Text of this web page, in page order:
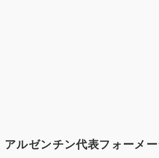
アルゼンチン代表フォーメ